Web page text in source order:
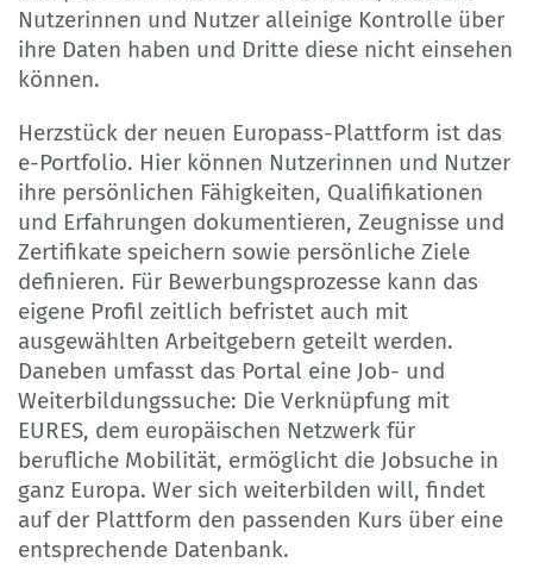
Nutzerinnen und Nutzer alleinige Kontrolle über
ihre Daten haben und Dritte diese nicht einsehen
können.
Herzstück der neuen Europass-Plattform ist das
e-Portfolio. Hier können Nutzerinnen und Nutzer
ihre persönlichen Fähigkeiten, Qualifikationen
und Erfahrungen dokumentieren, Zeugnisse und
Zertifikate speichern sowie persönliche Ziele
definieren. Für Bewerbungsprozesse kann das
eigene Profil zeitlich befristet auch mit
ausgewählten Arbeitgebern geteilt werden.
Daneben umfasst das Portal eine Job- und
Weiterbildungssuche: Die Verknüpfung mit
EURES, dem europäischen Netzwerk für
berufliche Mobilität, ermöglicht die Jobsuche in
ganz Europa. Wer sich weiterbilden will, findet
auf der Plattform den passenden Kurs über eine
entsprechende Datenbank.